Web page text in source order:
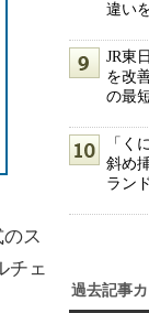
ス
チェ
違い
JR東
を改
の最
「く
斜め
ラン
過去記事